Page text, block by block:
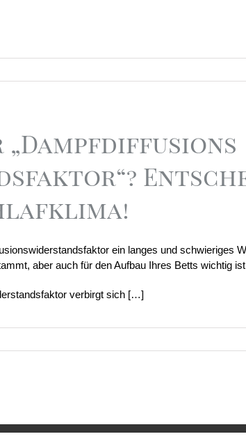
„Dampfdiffusions
ein langes und schwieriges
aber auch für den Aufbau Ihres Betts wichtig
verbirgt sich […]